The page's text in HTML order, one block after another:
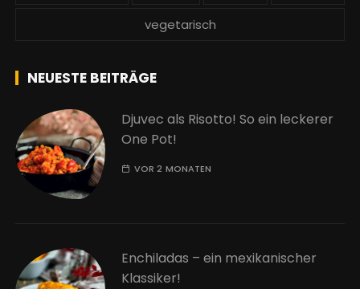
vegetarisch
NEUESTE BEITRÄGE
Djuvec als Risotto! So ein leckerer
One Pot!
VOR 2 MONATEN
Enchiladas – ein mexikanischer
Klassiker!